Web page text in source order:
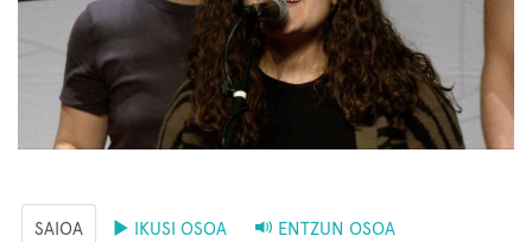
SAIOA IKUSI OSOA ENTZUN OSOA